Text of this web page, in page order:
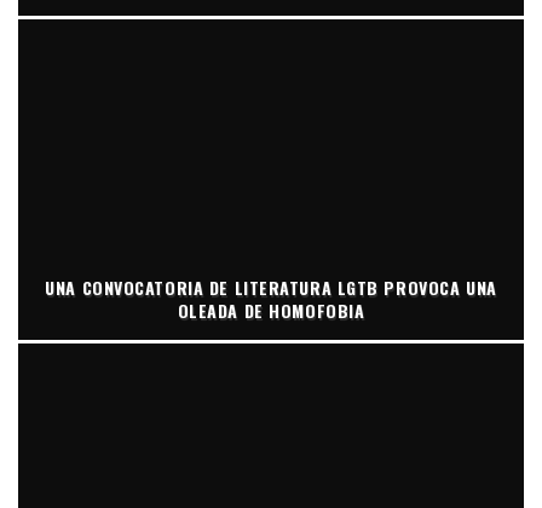
UNA CONVOCATORIA DE LITERATURA LGTB PROVOCA UNA
OLEADA DE HOMOFOBIA